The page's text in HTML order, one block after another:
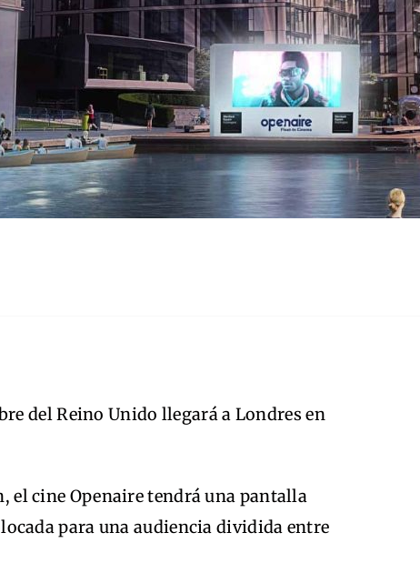
del Reino Unido llegará a Londres en
el cine Openaire tendrá una pantalla
para una audiencia dividida entre